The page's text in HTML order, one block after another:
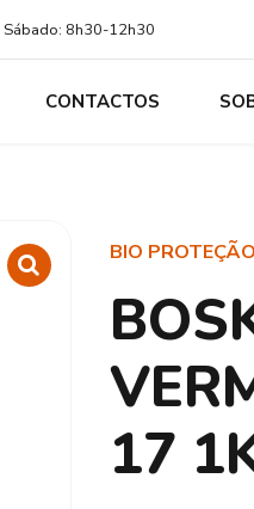
8h30-12h30
CONTACTOS
BIO PROTEÇÃO
17